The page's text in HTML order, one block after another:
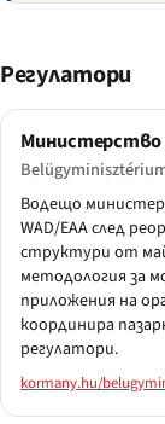
Регулатори
Водещо
WAD/EAA след
структури от
методология за
приложения на
координира
регулатори.
kormany.hu/